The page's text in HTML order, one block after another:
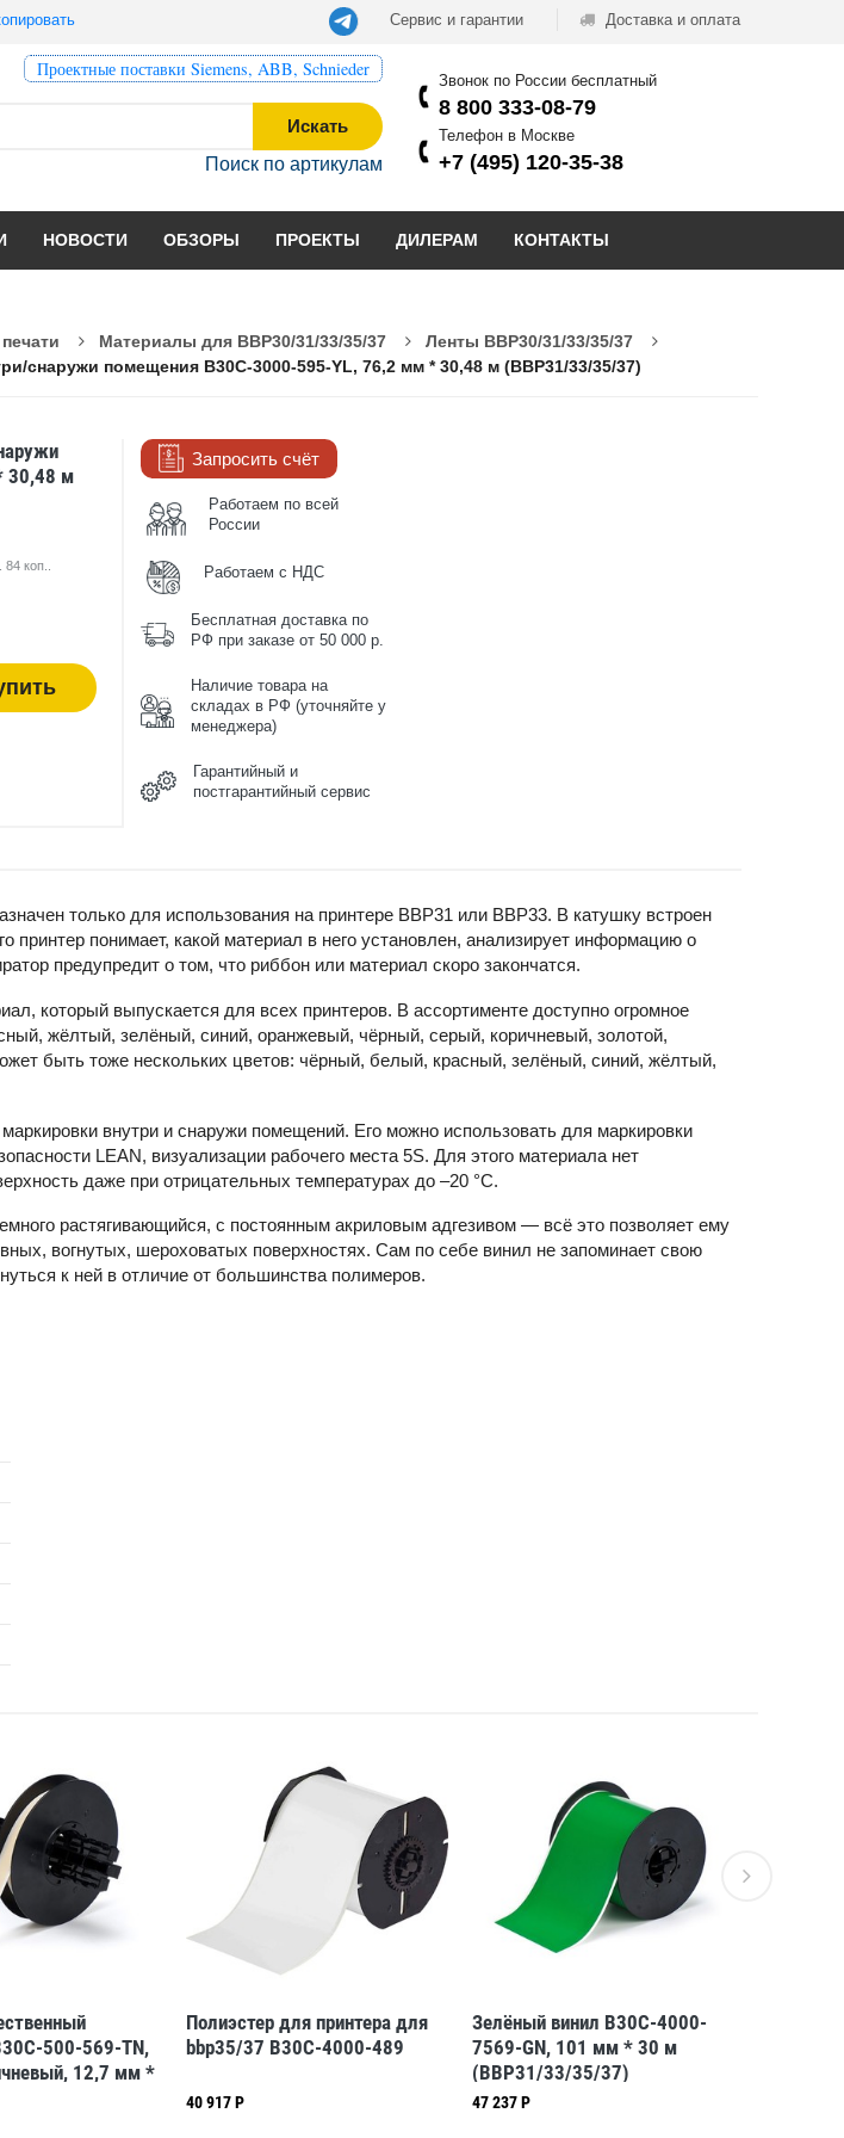
Сервис и гарантии Доставка и оплата
Проектные поставки Siemens, ABB, Schnieder
Искать
Поиск по артикулам
Звонок по России бесплатный
8 800 333-08-79
Телефон в Москве
+7 (495) 120-35-38
НОВОСТИ ОБЗОРЫ ПРОЕКТЫ ДИЛЕРАМ КОНТАКТЫ
Материалы для BBP30/31/33/35/37
Ленты BBP30/31/33/35/37
снаружи помещения B30C-3000-595-YL, 76,2 мм * 30,48 м (BBP31/33/35/37)
30,48 м
коп..
Запросить счёт
Работаем по всей
России
Работаем с НДС
Бесплатная доставка по
РФ при заказе от 50 000 р.
Наличие товара на
складах в РФ (уточняйте у
менеджера)
Гарантийный и
постгарантийный сервис
только для использования на принтере BBP31 или BBP33. В катушку встроен
принтер понимает, какой материал в него установлен, анализирует информацию о
предупредит о том, что риббон или материал скоро закончатся.
который выпускается для всех принтеров. В ассортименте доступно огромное
жёлтый, зелёный, синий, оранжевый, чёрный, серый, коричневый, золотой,
быть тоже нескольких цветов: чёрный, белый, красный, зелёный, синий, жёлтый,
внутри и снаружи помещений. Его можно использовать для маркировки
LEAN, визуализации рабочего места 5S. Для этого материала нет
даже при отрицательных температурах до –20 °С.
растягивающийся, с постоянным акриловым адгезивом — всё это позволяет ему
вогнутых, шероховатых поверхностях. Сам по себе винил не запоминает свою
к ней в отличие от большинства полимеров.
500-569-TN,
12,7 мм *
33/35/37)
Полиэстер для принтера для
bbp35/37 B30C-4000-489
40 917 Р
Зелёный винил B30C-4000-
7569-GN, 101 мм * 30 м
(BBP31/33/35/37)
47 237 Р